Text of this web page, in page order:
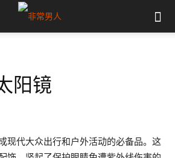
阳镜
现代大众出行和户外活动的必备品。这